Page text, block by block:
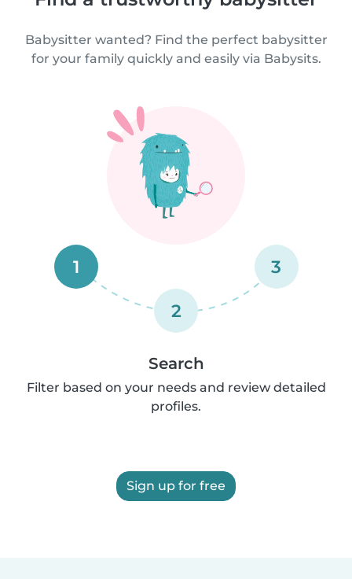
Babysitter wanted? Find the perfect babysitter
for your family quickly and easily via Babysits.
1
2
3
Search
Filter based on your needs and review detailed
profiles.
Sign up for free